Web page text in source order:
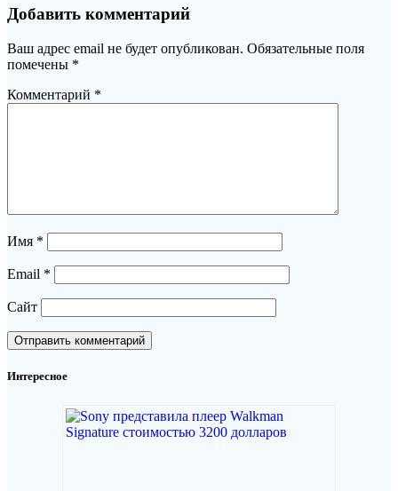
Добавить комментарий
Ваш адрес email не будет опубликован. Обязательные поля
помечены *
Комментарий *
Имя *
Email *
Сайт
Интересное